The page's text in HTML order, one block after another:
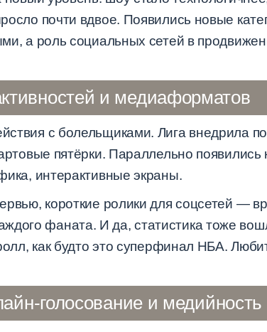
почти вдвое. Появились новые
а роль социальных сетей в
и медиаформатов
с болельщиками. Лига внедрила
пятёрки. Параллельно появились
интерактивные экраны.
короткие ролики для соцсетей —
фаната. И да, статистика тоже
как будто это суперфинал НБА.
голосование и медийность